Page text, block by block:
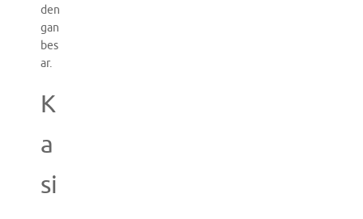
den
gan
bes
ar.
K
a
si